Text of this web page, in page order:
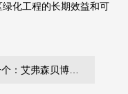
化工程的长期效益和可